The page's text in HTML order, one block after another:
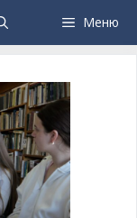
Меню